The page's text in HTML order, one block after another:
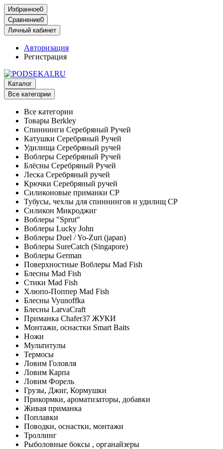
Избранное0
Сравнение0
Личный кабинет
Авторизация
Регистрация
Каталог
Все категории
Все категории
Товары Berkley
Спиннинги Серебряный Ручей
Катушки Серебряный Ручей
Удилища Серебряный ручей
Воблеры Серебряный Ручей
Блёсны Серебряный Ручей
Леска Серебряный ручей
Крючки Серебряный ручей
Силиконовые приманки СР
Тубусы, чехлы для спиннингов и удилищ СР
Силикон Микроджиг
Воблеры "Sprut"
Воблеры Lucky John
Воблеры Duel / Yo-Zuri (japan)
Воблеры SureCatch (Singapore)
Воблеры German
Поверхностные Воблеры Mad Fish
Блесны Mad Fish
Стики Mad Fish
Хлюпо-Поппер Mad Fish
Блесны Vyunoffka
Блесны LarvaCraft
Приманка Chafer37 ЖУКИ
Монтажи, оснастки Smart Baits
Ножи
Мультитулы
Термосы
Ловим Головля
Ловим Карпа
Ловим Форель
Грузы, Джиг, Кормушки
Прикормки, ароматизаторы, добавки
Живая приманка
Поплавки
Поводки, оснастки, монтажи
Троллинг
Рыболовные боксы , органайзеры